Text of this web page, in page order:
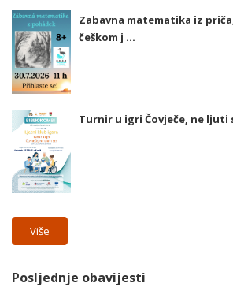
Zabavna matematika iz
češkom j ...
Turnir u igri Čovječe, ne ljuti
Više
Posljednje obavijesti